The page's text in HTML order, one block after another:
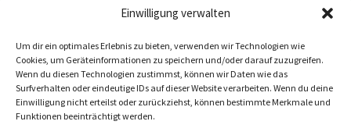
Einwilligung verwalten
Um dir ein optimales Erlebnis zu bieten, verwenden wir Technologien wie
Cookies, um Geräteinformationen zu speichern und/oder darauf zuzugreifen.
Wenn du diesen Technologien zustimmst, können wir Daten wie das
Surfverhalten oder eindeutige IDs auf dieser Website verarbeiten. Wenn du deine
Einwilligung nicht erteilst oder zurückziehst, können bestimmte Merkmale und
Funktionen beeinträchtigt werden.
Tel: +43 2755 7272
Texing 20, 3242 Texing